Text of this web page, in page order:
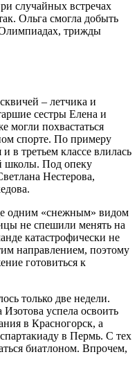
случайных встречах
Ольга смогла добыть
Олимпиадах, трижды
– летчика и
сестры Елена и
могли похвастаться
спорте. По примеру
в третьем классе влилась
школы. Под опеку
Нестерова,
одним «снежным» видом
не спешили менять на
катастрофически не
направлением, поэтому
готовиться к
только две недели.
успела освоить
в Красногорск, а
в Пермь. С тех
биатлоном. Впрочем,